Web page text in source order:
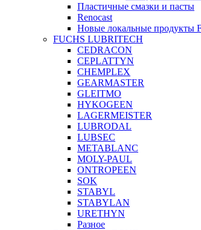
Пластичные смазки и пасты
Renocast
Новые локальные продукты
FUCHS LUBRITECH
CEDRACON
CEPLATTYN
CHEMPLEX
GEARMASTER
GLEITMO
HYKOGEEN
LAGERMEISTER
LUBRODAL
LUBSEC
METABLANC
MOLY-PAUL
ONTROPEEN
SOK
STABYL
STABYLAN
URETHYN
Разное